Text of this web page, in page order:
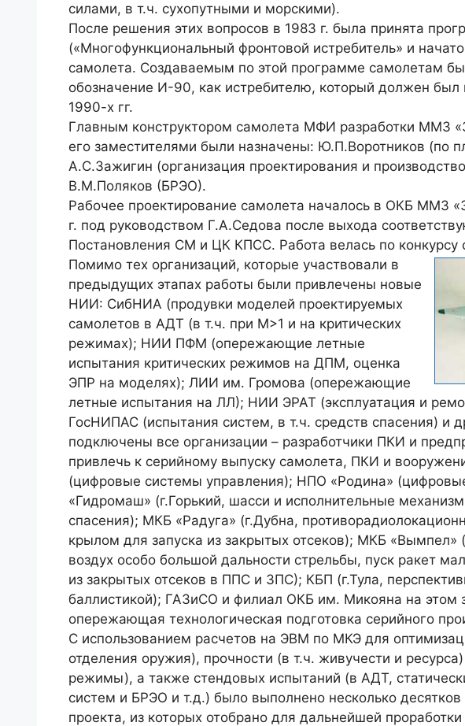
силами, в т.ч. сухопутными и морскими).
После решения этих вопросов в 1983 г. была принята
(«Многофункциональный фронтовой истребитель» и
самолета. Создаваемым по этой программе самолетам
обозначение И-90, как истребителю, который должен был
1990-х гг.
Главным конструктором самолета МФИ разработки ММЗ
его заместителями были назначены: Ю.П.Воротников (по
А.С.Зажигин (организация проектирования и
В.М.Поляков (БРЭО).
Рабочее проектирование самолета началось в ОКБ ММЗ
г. под руководством Г.А.Седова после выхода
Постановления СМ и ЦК КПСС. Работа велась по конкурсу
Помимо тех организаций, которые участвовали в
предыдущих этапах работы были привлечены новые
НИИ: СибНИА (продувки моделей проектируемых
самолетов в АДТ (в т.ч. при M>1 и на критических
режимах); НИИ ПФМ (опережающие летные
испытания критических режимов на ДПМ, оценка
ЭПР на моделях); ЛИИ им. Громова (опережающие
летные испытания на ЛЛ); НИИ ЭРАТ (эксплуатация и
ГосНИПАС (испытания систем, в т.ч. средств спасения) и
подключены все организации – разработчики ПКИ и
привлечь к серийному выпуску самолета, ПКИ и
(цифровые системы управления); НПО «Родина»
«Гидромаш» (г.Горький, шасси и исполнительные
спасения); МКБ «Радуга» (г.Дубна,
крылом для запуска из закрытых отсеков); МКБ «Вымпел»
воздух особо большой дальности стрельбы, пуск ракет
из закрытых отсеков в ППС и ЗПС); КБП (г.Тула,
баллистикой); ГАЗиСО и филиал ОКБ им. Микояна на этом
опережающая технологическая подготовка серийного
С использованием расчетов на ЭВМ по МКЭ для
отделения оружия), прочности (в т.ч. живучести и
режимы), а также стендовых испытаний (в АДТ,
систем и БРЭО и т.д.) было выполнено несколько десятков
проекта, из которых отобрано для дальнейшей